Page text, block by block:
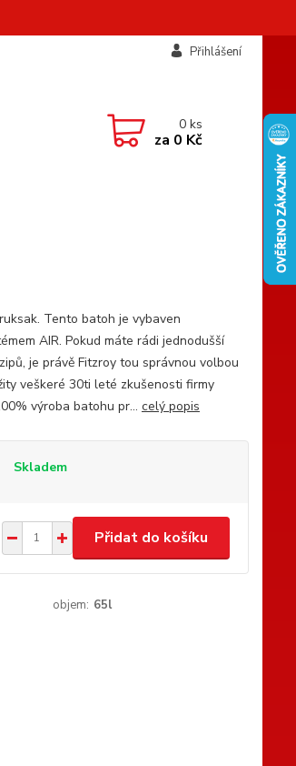
Přihlášení
0ks
za 0 Kč
Tento batoh je vybaven
AIR. Pokud máte rádi jednodušší
je právě Fitzroy tou správnou volbou
veškeré 30ti leté zkušenosti firmy
výroba batohu pr... celý popis
Skladem
Přidat do košíku
objem: 65l